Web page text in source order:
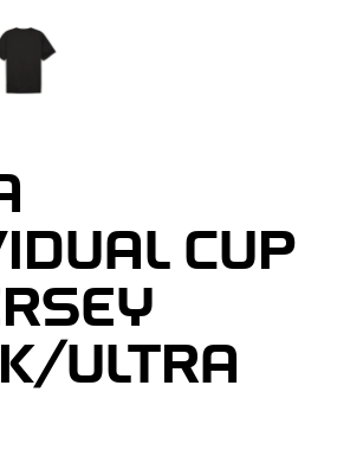
CUP
ULTRA